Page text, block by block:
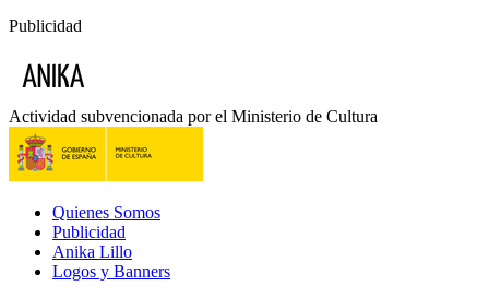
Publicidad
Actividad subvencionada por el Ministerio de Cultura
Quienes Somos
Publicidad
Anika Lillo
Logos y Banners